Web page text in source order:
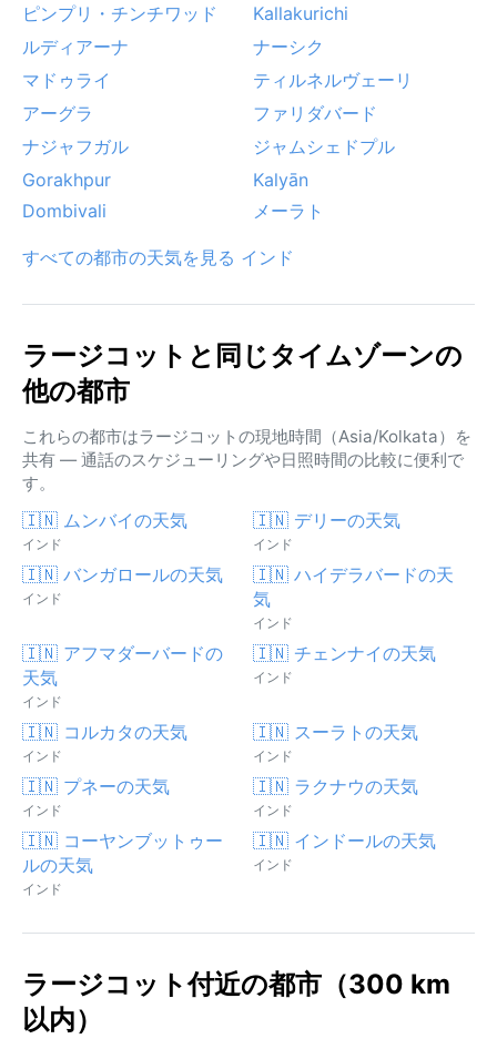
ピンプリ・チンチワッド
Kallakurichi
ルディアーナ
ナーシク
マドゥライ
ティルネルヴェーリ
アーグラ
ファリダバード
ナジャフガル
ジャムシェドプル
Gorakhpur
Kalyān
Dombivali
メーラト
すべての都市の天気を見る インド
ラージコットと同じタイムゾーンの
他の都市
これらの都市はラージコットの現地時間（Asia/Kolkata）を
共有 — 通話のスケジューリングや日照時間の比較に便利で
す。
🇮🇳 ムンバイの天気
インド
🇮🇳 デリーの天気
インド
🇮🇳 バンガロールの天気
インド
🇮🇳 ハイデラバードの天
気
インド
🇮🇳 アフマダーバードの
天気
インド
🇮🇳 チェンナイの天気
インド
🇮🇳 コルカタの天気
インド
🇮🇳 スーラトの天気
インド
🇮🇳 プネーの天気
インド
🇮🇳 ラクナウの天気
インド
🇮🇳 コーヤンブットゥー
ルの天気
インド
🇮🇳 インドールの天気
インド
ラージコット付近の都市（300 km
以内）